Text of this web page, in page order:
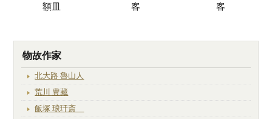
額皿
客
客
物故作家
北大路 魯山人
荒川 豊藏
飯塚 琅玕斎